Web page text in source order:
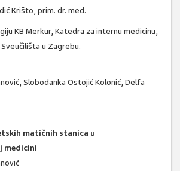
Krišto, prim. dr. med.
KB Merkur, Katedra za internu medicinu,
u Zagrebu.
Slobodanka Ostojić Kolonić, Delfa
matičnih stanica u
medicini